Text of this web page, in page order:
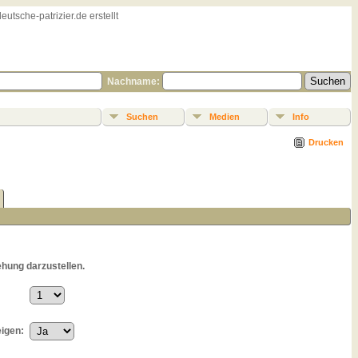
patrizier.de erstellt
Nachname:
Suchen Medien Info
Drucken
darzustellen.